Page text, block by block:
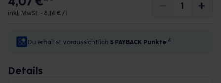
inkl. MwSt. • 8,14 € / l
Du erhältst voraussichtlich 5 PAYBACK Punkte 4
Details